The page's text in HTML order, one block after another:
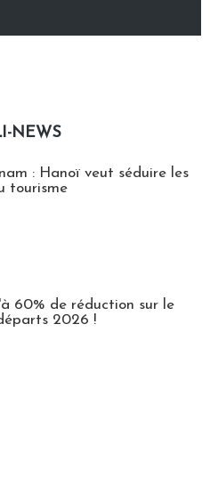
NEWS
: Hanoï veut séduire les
tourisme
60% de réduction sur le
2026 !